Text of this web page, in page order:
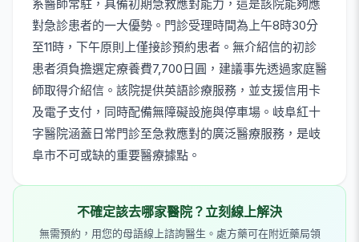
系醫師常駐，具備初期急救應對能力，這是該院能夠應
對急診患者的一大優勢。門診受理時間為上午8時30分
至11時，下午原則上僅接診預約患者。無介紹信的初診
患者須負擔選定療養費7,700日圓，建議事先透過家庭醫
師取得介紹信。該院提供英語診療服務，並支援信用卡
及電子支付，同時配備無障礙設施與停車場。岐阜紅十
字醫院涵蓋日常門診至急救應對的廣泛醫療服務，是岐
阜市不可或缺的重要醫療據點。
不確定該去哪家醫院？立刻線上解決
無需預約，用您的母語線上諮詢醫生。處方藥可在附近藥局領